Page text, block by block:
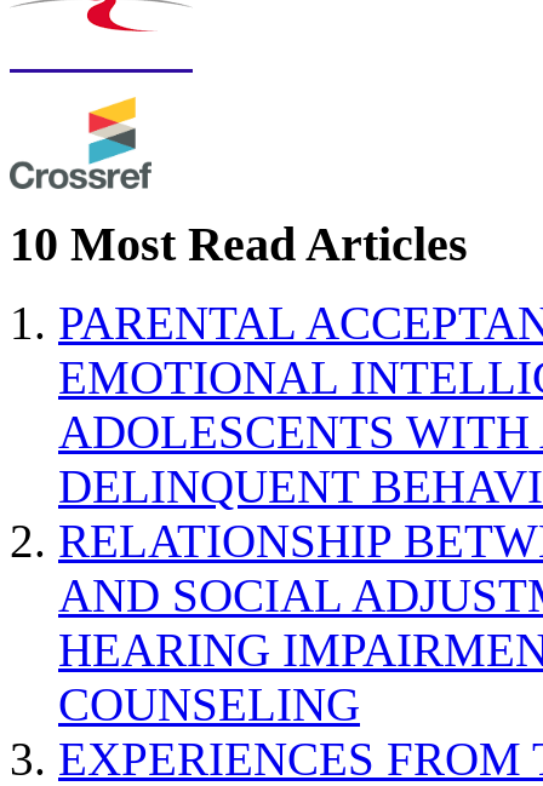
10 Most Read Articles
PARENTAL
EMOTIONAL
ADOLESCENTS
DELINQUENT
RELATIONSHIP
AND SOCIAL
HEARING
COUNSELING
EXPERIENCES